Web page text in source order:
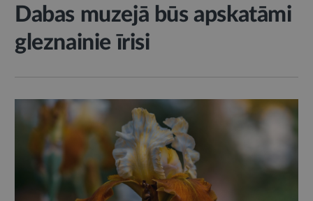
Dabas muzejā būs apskatāmi
gleznainie īrisi